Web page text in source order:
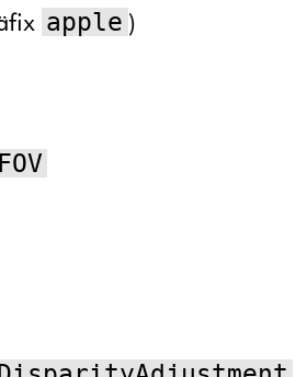
apple )